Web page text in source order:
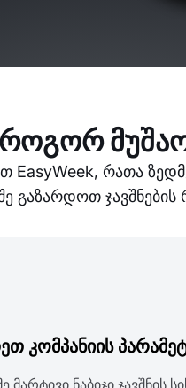
როგორ
EasyWeek, რათა
გაზარდოთ
კომპანიის